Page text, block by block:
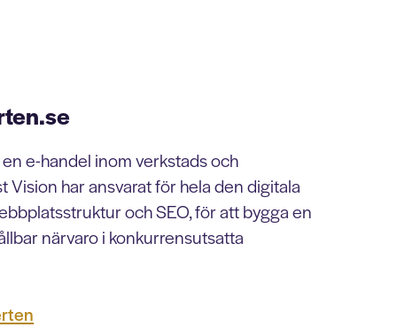
e-handel inom verkstads och
Vision har ansvarat för hela den digitala
och SEO, för att bygga en
närvaro i konkurrensutsatta